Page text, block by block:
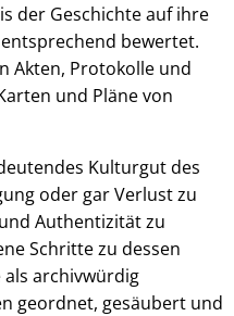
der Geschichte auf ihre
bewertet.
Akten, Protokolle und
und Pläne von
Kulturgut des
oder gar Verlust zu
Authentizität zu
Schritte zu dessen
archivwürdig
geordnet, gesäubert und